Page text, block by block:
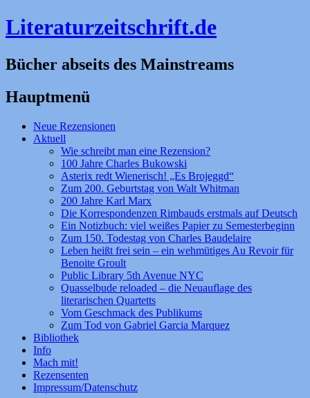
Literaturzeitschrift.de
Bücher abseits des Mainstreams
Hauptmenü
Zum
Inhalt
Neue Rezensionen
Aktuell
Wie schreibt man eine Rezension?
100 Jahre Charles Bukowski
Asterix redt Wienerisch! „Es Brojeggd“
Zum 200. Geburtstag von Walt Whitman
200 Jahre Karl Marx
Die Korrespondenzen Rimbauds erstmals auf Deutsch
Ein Notizbuch: viel weißes Papier zu Semesterbeginn
Zum 150. Todestag von Charles Baudelaire
Leben heißt frei sein – ein wehmütiges Au Revoir für
Benoite Groult
Public Library 5th Avenue NYC
Quasselbude reloaded – die Neuauflage des
literarischen Quartetts
Vom Geschmack des Publikums
Zum Tod von Gabriel Garcia Marquez
Bibliothek
Info
Mach mit!
Rezensenten
Impressum/Datenschutz